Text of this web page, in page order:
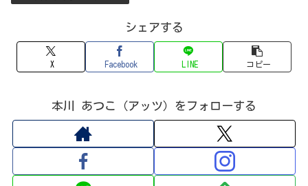
シェアする
X Facebook LINE コピー
本川 あつこ（アッツ）をフォローする